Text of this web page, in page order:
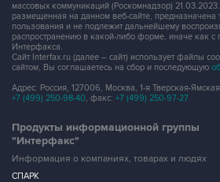
массовых коммуникаций (Роскомнадзор)
размещенная на данном веб-сайте, предназначена
пользования и не подлежит дальнейшему
распространению в какой-либо форме, иначе как с
Интерфакса.
Сайт Interfax.ru (далее – сайт) использует файлы
сайтом, Вы соглашаетесь на сбор и последующую
Адрес: Россия, 127006, Москва, 1-я Тверская-Ямская
+7 (499) 250-98-40, факс: +7 (499) 250-97-27
Продукты информационной группы
"Интерфакс"
Информация о компаниях, товарах и людях
СПАРК